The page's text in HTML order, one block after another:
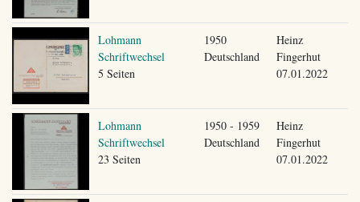
Lohmann
Schriftwechsel
5 Seiten
1950
Deutschland
Heinz
Fingerhut
07.01.2022
Lohmann
Schriftwechsel
23 Seiten
1950 - 1959
Deutschland
Heinz
Fingerhut
07.01.2022